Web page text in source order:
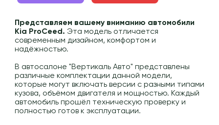
Представляем вашему вниманию автомобили
Kia ProCeed. Эта модель отличается
современным дизайном, комфортом и
надёжностью.
В автосалоне "Вертикаль Авто" представлены
различные комплектации данной модели,
которые могут включать версии с разными типами
кузова, объёмом двигателя и мощностью. Каждый
автомобиль прошёл техническую проверку и
полностью готов к эксплуатации.